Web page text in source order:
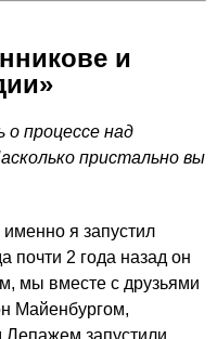
и
о процессе над
пристально вы
я запустил
почти 2 года назад он
мы вместе с друзьями
Майенбургом,
запустили